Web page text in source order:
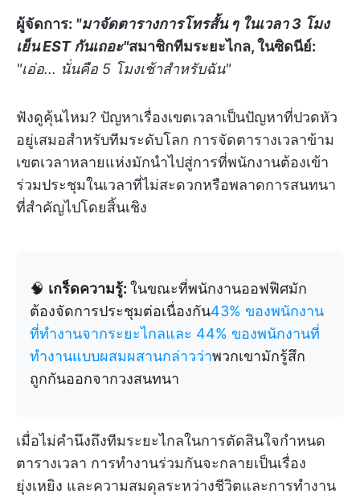
ผู้จัดการ: "มาจัดตารางการโทรสั้น ๆ ในเวลา 3 โมง
เย็น EST กันเถอะ"สมาชิกทีมระยะไกล, ในซิดนีย์:
"เอ่อ… นั่นคือ 5 โมงเช้าสำหรับฉัน"
ฟังดูคุ้นไหม? ปัญหาเรื่องเขตเวลาเป็นปัญหาที่ปวดหัว
อยู่เสมอสำหรับทีมระดับโลก การจัดตารางเวลาข้าม
เขตเวลาหลายแห่งมักนำไปสู่การที่พนักงานต้องเข้า
ร่วมประชุมในเวลาที่ไม่สะดวกหรือพลาดการสนทนา
ที่สำคัญไปโดยสิ้นเชิง
🧠 เกร็ดความรู้: ในขณะที่พนักงานออฟฟิศมัก
ต้องจัดการประชุมต่อเนื่องกัน43% ของพนักงาน
ที่ทำงานจากระยะไกลและ 44% ของพนักงานที่
ทำงานแบบผสมผสานกล่าวว่าพวกเขามักรู้สึก
ถูกกันออกจากวงสนทนา
เมื่อไม่คำนึงถึงทีมระยะไกลในการตัดสินใจกำหนด
ตารางเวลา การทำงานร่วมกันจะกลายเป็นเรื่อง
ยุ่งเหยิง และความสมดุลระหว่างชีวิตและการทำงาน